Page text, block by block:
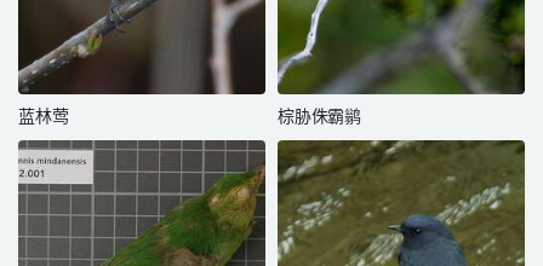
蓝林莺 棕胁侏霸鹟